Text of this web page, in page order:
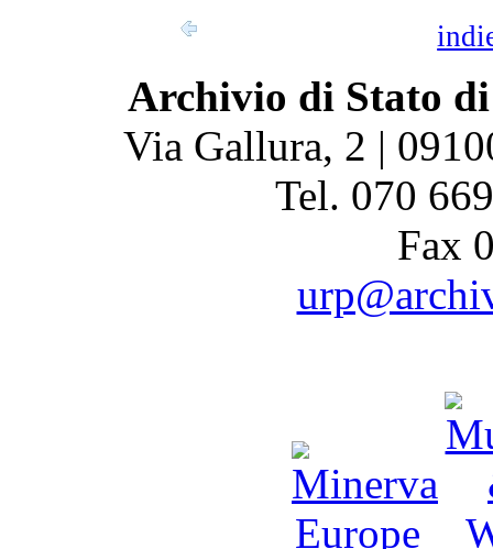
Archivio di Stato
Via Gallura, 2 |
Tel. 070
Fax